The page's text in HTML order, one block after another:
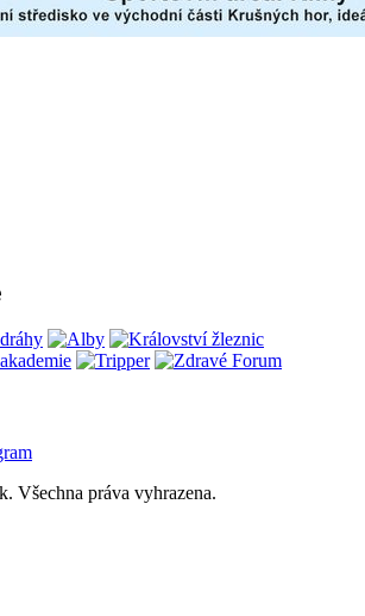
Všechna práva vyhrazena.